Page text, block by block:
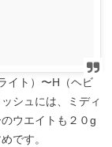
イト）〜H（ヘビ
シュには、ミディ
ウエイトも２０g
です。